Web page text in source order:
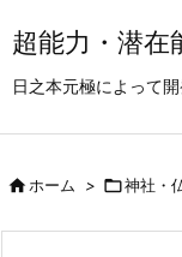
超能力・潜在
日之本元極によって
ホーム > 神社・